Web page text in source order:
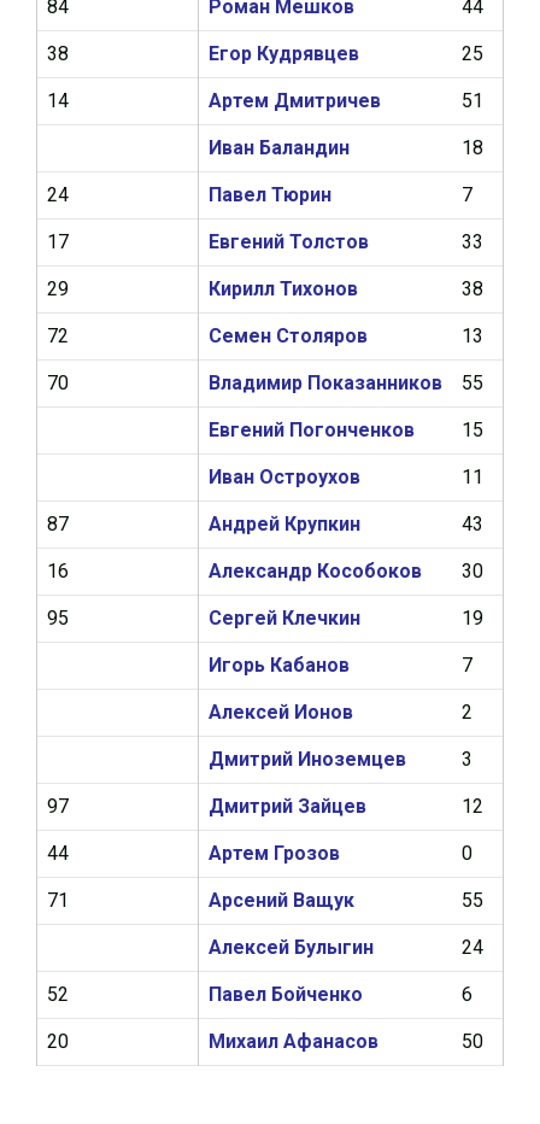
Роман Мешков 44
Егор Кудрявцев 25
Артем Дмитричев 51
Иван Баландин 18
Павел Тюрин 7
Евгений Толстов 33
Кирилл Тихонов 38
Семен Столяров 13
Владимир Показанников 55
Евгений Погонченков 15
Иван Остроухов 11
Андрей Крупкин 43
Александр Кособоков 30
Сергей Клечкин 19
Игорь Кабанов 7
Алексей Ионов 2
Дмитрий Иноземцев 3
Дмитрий Зайцев 12
Артем Грозов 0
Арсений Ващук 55
Алексей Булыгин 24
Павел Бойченко 6
Михаил Афанасов 50
84
38
14
24
17
29
72
70
87
16
95
97
44
71
52
20